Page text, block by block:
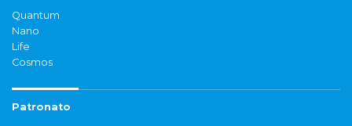
Quantum
Nano
Life
Cosmos
Patronato